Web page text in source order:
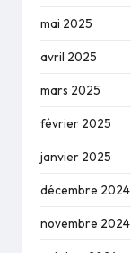
mai 2025
avril 2025
mars 2025
février 2025
janvier 2025
décembre 2024
novembre 2024